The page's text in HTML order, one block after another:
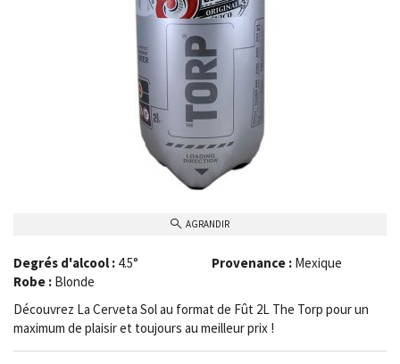
AGRANDIR
Degrés d'alcool : 4.5°
Robe : Blonde
Provenance : Mexique
Découvrez La Cerveta Sol au format de Fût 2L The Torp pour un
maximum de plaisir et toujours au meilleur prix !